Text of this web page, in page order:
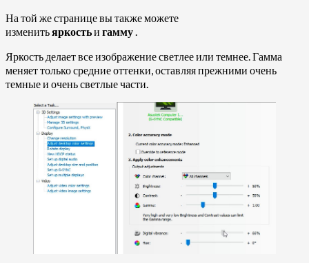
На той же странице вы также можете
изменитьяркостьи гамму
Яркость делает все изображение светлее или темнее. Гамма
меняет только средние оттенки, оставляя прежними очень
темные и очень светлые части.